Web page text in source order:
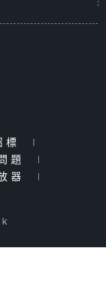
標
|
題
|
器
|